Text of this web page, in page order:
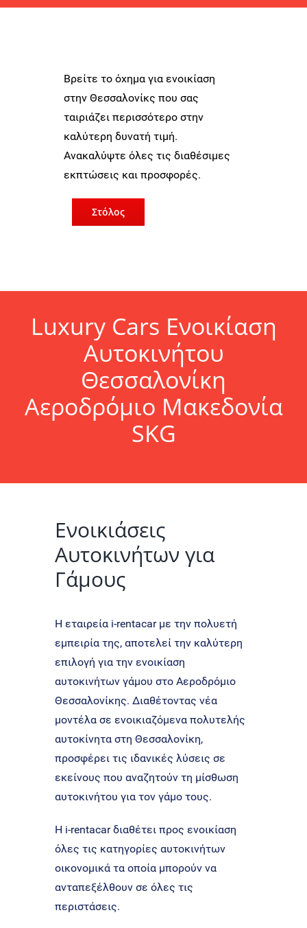
Βρείτε το όχημα για ενοικίαση
στην Θεσσαλονίκςπου σας
ταιριάζει περισσότερο στην
καλύτερη δυνατή τιμή.
Ανακαλύψτε όλες τις διαθέσιμες
εκπτώσεις και προσφορές.
Στόλος
Luxury Cars Ενοικίαση
Αυτοκινήτου
Θεσσαλονίκη
Αεροδρόμιο Μακεδονία
SKG
Ενοικιάσεις
Αυτοκινήτων για
Γάμους
Η εταιρεία i-rentacar με την πολυετή
εμπειρία της, αποτελεί την καλύτερη
επιλογή για την ενοικίαση
αυτοκινήτων γάμου στο Αεροδρόμιο
Θεσσαλονίκης. Διαθέτοντας νέα
μοντέλα σε ενοικιαζόμενα πολυτελής
αυτοκίνητα στη Θεσσαλονίκη,
προσφέρει τις ιδανικές λύσεις σε
εκείνους που αναζητούν τη μίσθωση
αυτοκινήτου για τον γάμο τους.
Η i-rentacar διαθέτει προς ενοικίαση
όλες τις κατηγορίες αυτοκινήτων
οικονομικά τα οποία μπορούν να
ανταπεξέλθουν σε όλες τις
περιστάσεις.